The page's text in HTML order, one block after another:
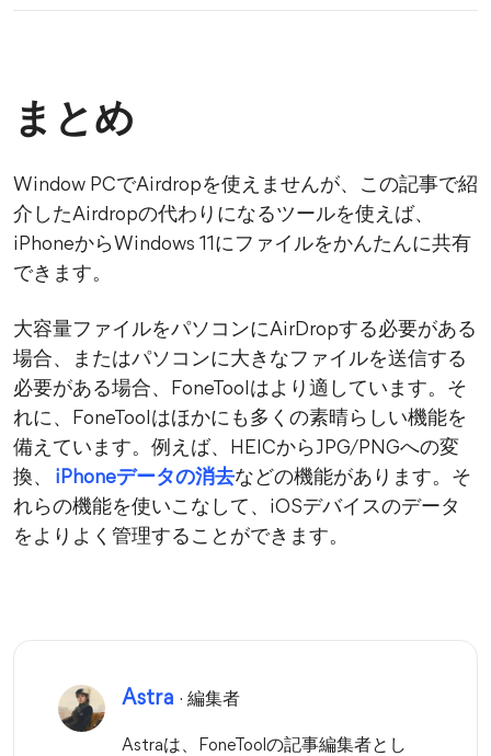
まとめ
Window PCでAirdropを使えませんが、この記事で紹
介したAirdropの代わりになるツールを使えば、
iPhoneからWindows 11にファイルをかんたんに共有
できます。
大容量ファイルをパソコンにAirDropする必要がある
場合、またはパソコンに大きなファイルを送信する
必要がある場合、FoneToolはより適しています。そ
れに、FoneToolはほかにも多くの素晴らしい機能を
備えています。例えば、HEICからJPG/PNGへの変
換、
iPhoneデータの消去などの機能があります。そ
れらの機能を使いこなして、iOSデバイスのデータ
をよりよく管理することができます。
Astra · 編集者
Astraは、FoneToolの記事編集者とし